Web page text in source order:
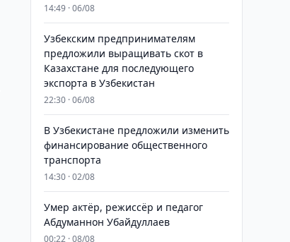
14:49 · 06/08
Узбекским предпринимателям
предложили выращивать скот в
Казахстане для последующего
экспорта в Узбекистан
22:30 · 06/08
В Узбекистане предложили изменить
финансирование общественного
транспорта
14:30 · 02/08
Умер актёр, режиссёр и педагог
Абдуманнон Убайдуллаев
00:22 · 08/08